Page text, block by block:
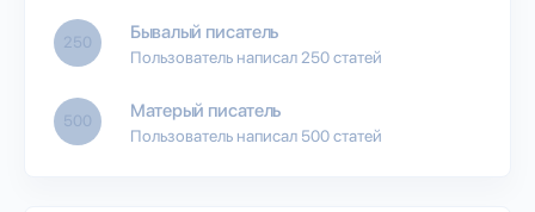
250 Бывалый писатель
Пользователь написал 250 статей
500 Матерый писатель
Пользователь написал 500 статей